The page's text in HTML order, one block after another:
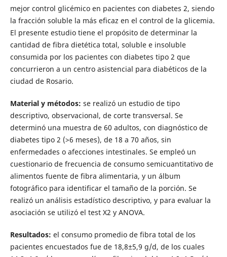
mejor control glicémico en pacientes con diabetes 2, siendo
la fracción soluble la más eficaz en el control de la glicemia.
El presente estudio tiene el propósito de determinar la
cantidad de fibra dietética total, soluble e insoluble
consumida por los pacientes con diabetes tipo 2 que
concurrieron a un centro asistencial para diabéticos de la
ciudad de Rosario.
Material y métodos: se realizó un estudio de tipo
descriptivo, observacional, de corte transversal. Se
determinó una muestra de 60 adultos, con diagnóstico de
diabetes tipo 2 (>6 meses), de 18 a 70 años, sin
enfermedades o afecciones intestinales. Se empleó un
cuestionario de frecuencia de consumo semicuantitativo de
alimentos fuente de fibra alimentaria, y un álbum
fotográfico para identificar el tamaño de la porción. Se
realizó un análisis estadístico descriptivo, y para evaluar la
asociación se utilizó el test X2 y ANOVA.
Resultados: el consumo promedio de fibra total de los
pacientes encuestados fue de 18,8±5,9 g/d, de los cuales